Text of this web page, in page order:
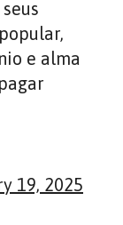
e alma
19, 2025